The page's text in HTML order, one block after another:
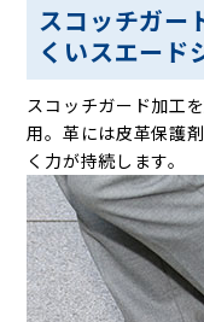
スコッチガー
くいスエード
スコッチガード加工
用。革には皮革保護
く力が持続します。